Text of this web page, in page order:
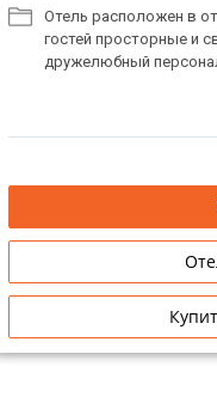
Отель расположен в
гостей просторные и
дружелюбный